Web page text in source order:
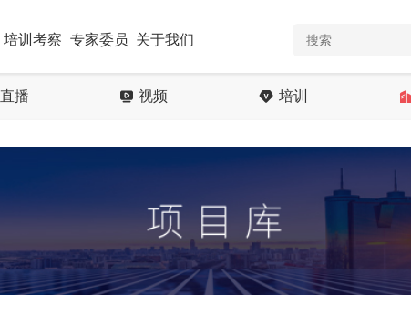
培训考察 专家委员 关于我们
直播 视频 培训